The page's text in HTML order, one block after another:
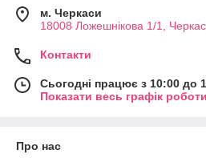
м. Черкаси
18008 Ложешнікова 1/1,
Контакти
Сьогодні працює з 10:00 до
Показати весь графік роботи
Про нас